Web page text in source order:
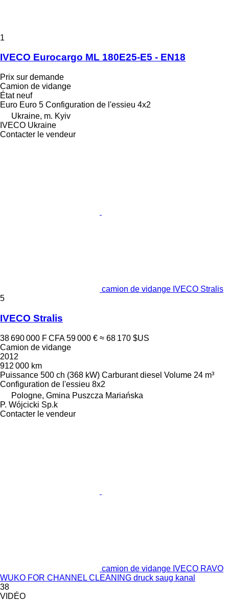
1
IVECO Eurocargo ML 180E25-E5 - EN18
Prix sur demande
Camion de vidange
Étatneuf
Euro Euro 5 Configuration de l'essieu 4x2
Ukraine, m. Kyiv
IVECO Ukraine
Contacter le vendeur
camion de vidange IVECO Stralis
5
IVECO Stralis
38 690 000 F CFA 59 000 € ≈ 68 170 $US
Camion de vidange
2012
912 000 km
Puissance 500 ch (368 kW) Carburant diesel Volume 24 m³
Configuration de l'essieu 8x2
Pologne, Gmina Puszcza Mariańska
P. Wójcicki Sp.k
Contacter le vendeur
camion de vidange IVECO RAVO
WUKO FOR CHANNEL CLEANING druck saug kanal
38
VIDÉO